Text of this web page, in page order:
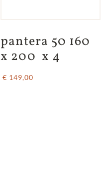
pantera 50 160
x 200  x 4
€ 149,00